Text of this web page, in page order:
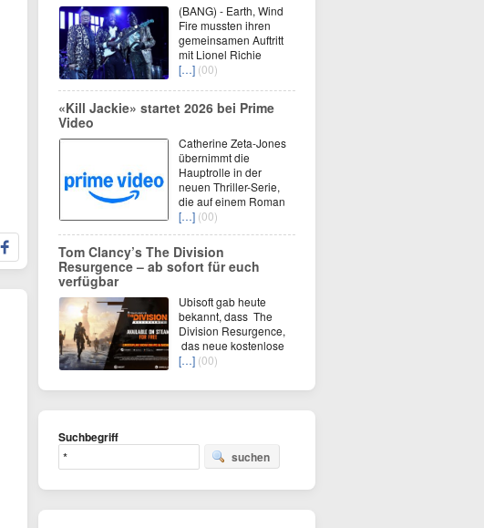
(BANG) - Earth, Wind
Fire mussten ihren
gemeinsamen Auftritt
mit Lionel Richie
[…] (00)
«Kill Jackie» startet 2026 bei Prime
Video
Catherine Zeta-Jones
übernimmt die
Hauptrolle in der
neuen Thriller-Serie,
die auf einem Roman
[…] (00)
Tom Clancy’s The Division
Resurgence – ab sofort für euch
verfügbar
Ubisoft gab heute
bekannt, dass The
Division Resurgence,
das neue kostenlose
[…] (00)
Suchbegriff
suchen